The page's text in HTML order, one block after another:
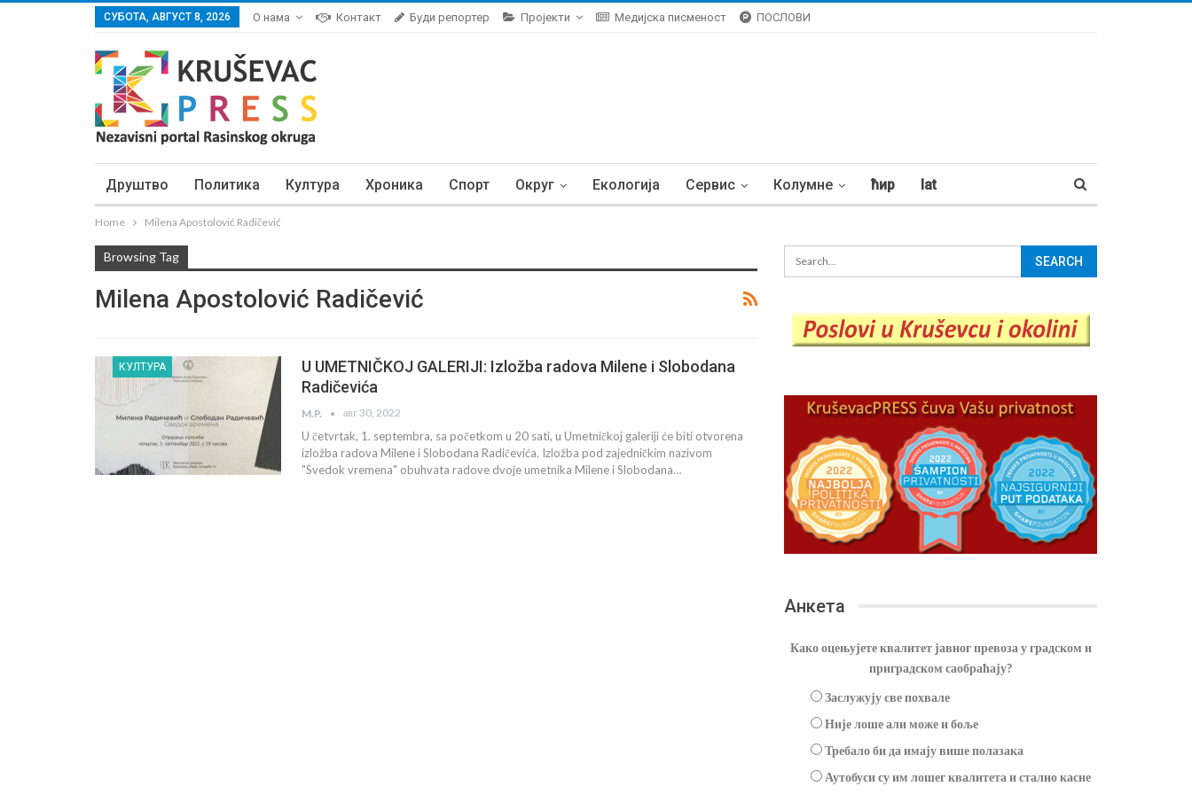
СУБОТА, АВГУСТ 8, 2026 О нама Контакт Буди репортер Пројекти Медијска писменост ПОСЛОВИ
Друштво Политика Култура Хроника Спорт Округ Екологија Сервис Колумне ћир lat
Home Milena Apostolović Radičević
Browsing Tag
Milena Apostolović Radičević
КУЛТУРА
U UMETNIČKOJ GALERIJI: Izložba radova Milene i Slobodana
Radičevića
M.P. авг 30, 2022
U četvrtak, 1. septembra, sa početkom u 20 sati, u Umetničkoj galeriji će biti otvorena
izložba radova Milene i Slobodana Radičevića. Izložba pod zajedničkim nazivom
"Svedok vremena" obuhvata radove dvoje umetnika Milene i Slobodana…
Анкета
Како оцењујете квалитет јавног превоза у градском и
приградском саобраћају?
Заслужују све похвале
Није лоше али може и боље
Требало би да имају више полазака
Аутобуси су им лошег квалитета и стално касне